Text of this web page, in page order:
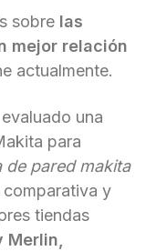
sobre las
mejor relación
actualmente.
una
para
de pared makita
comparativa y
tiendas
Merlin,